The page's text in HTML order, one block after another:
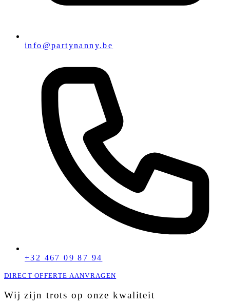
info@partynanny.be
+32 467 09 87 94
DIRECT OFFERTE AANVRAGEN
Wij zijn trots op onze kwaliteit